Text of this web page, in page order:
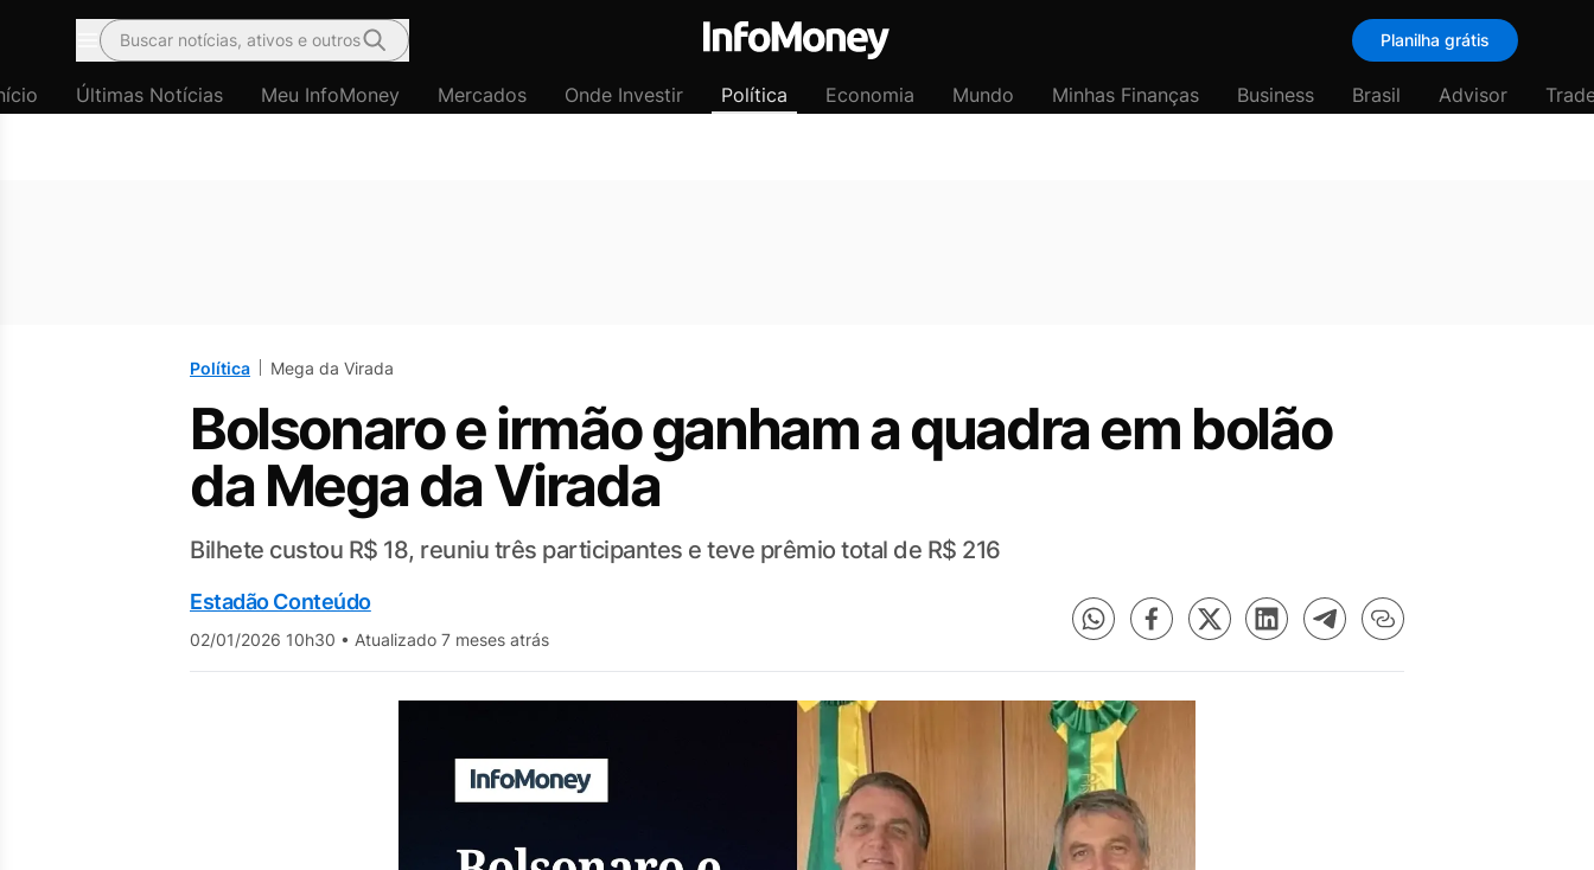
Menu
Buscar notícias, ativos e outros Planilha grátis
Últimas Notícias Meu InfoMoney Mercados Onde Investir Política Economia Mundo Minhas Finanças Business Brasil Advisor
Política Mega da Virada
Bolsonaro e irmão ganham a quadra em bolão
da Mega da Virada
Bilhete custou R$ 18, reuniu três participantes e teve prêmio total de R$ 216
Estadão Conteúdo
02/01/2026 10h30 • Atualizado 7 meses atrás